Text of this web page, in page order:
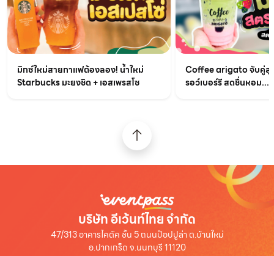
มิกซ์ใหม่สายกาแฟต้องลอง! น้ำใหม่
Starbucks มะยงชิด + เอสเพรสโซ
Coffee arigato จับคู่สุ
รอว์เบอร์รี สดชื่นหอม...
บริษัท อีเว้นท์ไทย จำกัด
47/313 อาคารไคตัค ชั้น 5 ถนนป๊อปปูล่า ต.บ้านใหม่
อ.ปากเกร็ด จ.นนทบุรี 11120